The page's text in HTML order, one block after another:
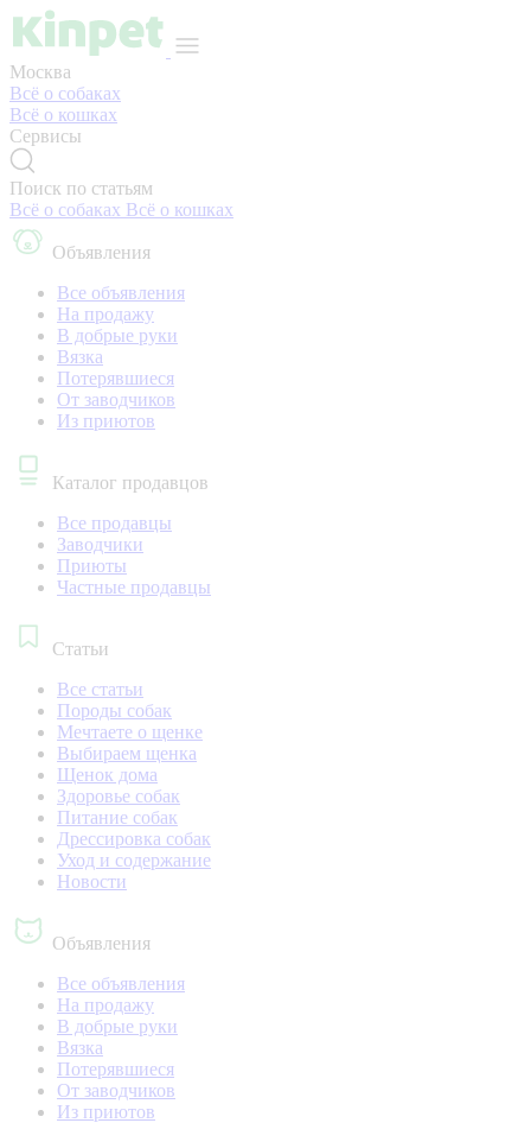
Москва
Всё о собаках
Всё о кошках
Сервисы
Поиск по статьям
Всё о собаках Всё о кошках
Объявления
Все объявления
На продажу
В добрые руки
Вязка
Потерявшиеся
От заводчиков
Из приютов
Каталог продавцов
Все продавцы
Заводчики
Приюты
Частные продавцы
Статьи
Все статьи
Породы собак
Мечтаете о щенке
Выбираем щенка
Щенок дома
Здоровье собак
Питание собак
Дрессировка собак
Уход и содержание
Новости
Объявления
Все объявления
На продажу
В добрые руки
Вязка
Потерявшиеся
От заводчиков
Из приютов